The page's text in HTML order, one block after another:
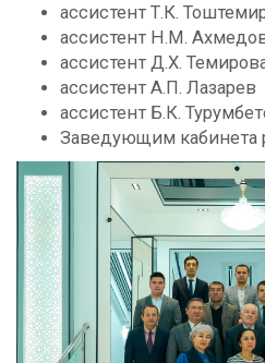
ассистент Т.К.
ассистент Н.М.
ассистент Д.Х.
ассистент А.П. Лазарев
ассистент Б.К.
Заведующим кабинета